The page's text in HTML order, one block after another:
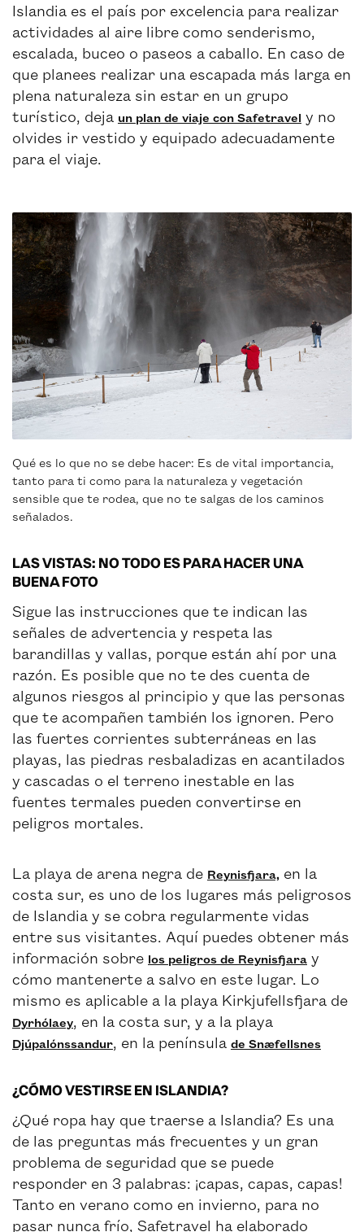
Islandia es el país por excelencia para realizar
actividades al aire libre como senderismo,
escalada, buceo o paseos a caballo. En caso de
que planees realizar una escapada más larga en
plena naturaleza sin estar en un grupo
turístico, deja un plan de viaje con Safetravel y no
olvides ir vestido y equipado adecuadamente
para el viaje.
Qué es lo que no se debe hacer: Es de vital importancia,
tanto para ti como para la naturaleza y vegetación
sensible que te rodea, que no te salgas de los caminos
señalados.
LAS VISTAS: NO TODO ES PARA HACER UNA
BUENA FOTO
Sigue las instrucciones que te indican las
señales de advertencia y respeta las
barandillas y vallas, porque están ahí por una
razón. Es posible que no te des cuenta de
algunos riesgos al principio y que las personas
que te acompañen también los ignoren. Pero
las fuertes corrientes subterráneas en las
playas, las piedras resbaladizas en acantilados
y cascadas o el terreno inestable en las
fuentes termales pueden convertirse en
peligros mortales.
La playa de arena negra de Reynisfjara, en la
costa sur, es uno de los lugares más peligrosos
de Islandia y se cobra regularmente vidas
entre sus visitantes. Aquí puedes obtener más
información sobre los peligros de Reynisfjara y
cómo mantenerte a salvo en este lugar. Lo
mismo es aplicable a la playa Kirkjufellsfjara de
Dyrhólaey , en la costa sur, y a la playa
Djúpalónssandur , en la península de Snæfellsnes
¿CÓMO VESTIRSE EN ISLANDIA?
¿Qué ropa hay que traerse a Islandia? Es una
de las preguntas más frecuentes y un gran
problema de seguridad que se puede
responder en 3 palabras: ¡capas, capas, capas!
Tanto en verano como en invierno, para no
pasar nunca frío, Safetravel ha elaborado